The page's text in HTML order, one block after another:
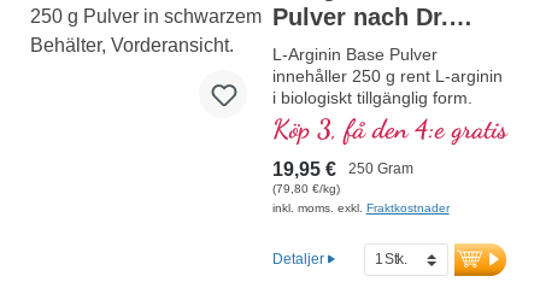
Pulver nach Dr.
med. Michalzik
L-Arginin Base Pulver
innehåller 250 g rent L-arginin
i biologiskt tillgänglig form.
Denna semi-essentiella,
basiska och proteinogena
aminosyra erbjuder en särskilt
hög biotillgänglighet och
framställs genom
från alla tillsatser och lämpar
sig idealiskt för daglig
Köp 3, få den 4:e gratis
19,95 € 250 Gram
(79,80 €/kg)
inkl. moms. exkl. Fraktkostnader
Detaljer